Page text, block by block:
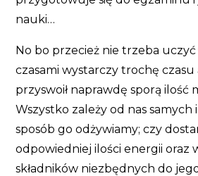
nauki…
No bo przecież nie trzeba uczyć
czasami wystarczy trochę czasu
przyswoił naprawdę sporą ilość
Wszystko zależy od nas samych
sposób go odżywiamy; czy
odpowiedniej ilości energii oraz
składników niezbędnych do